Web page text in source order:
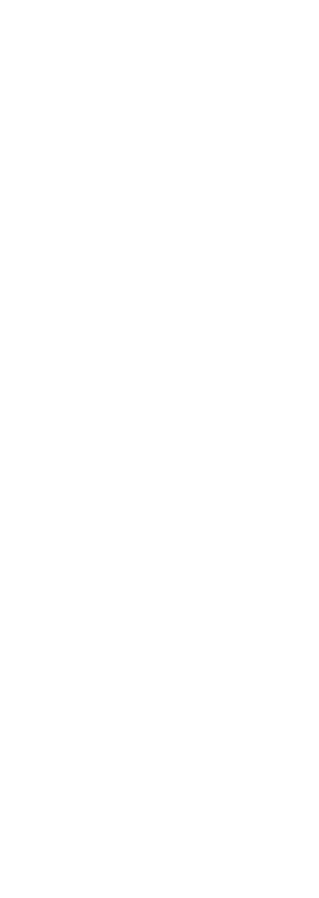
dei social media e per analizzare il
partner social, pubblicitari e analitici, i quali
in base al tuo utilizzo dei loro servizi.
funzionerà come previsto senza di essi.